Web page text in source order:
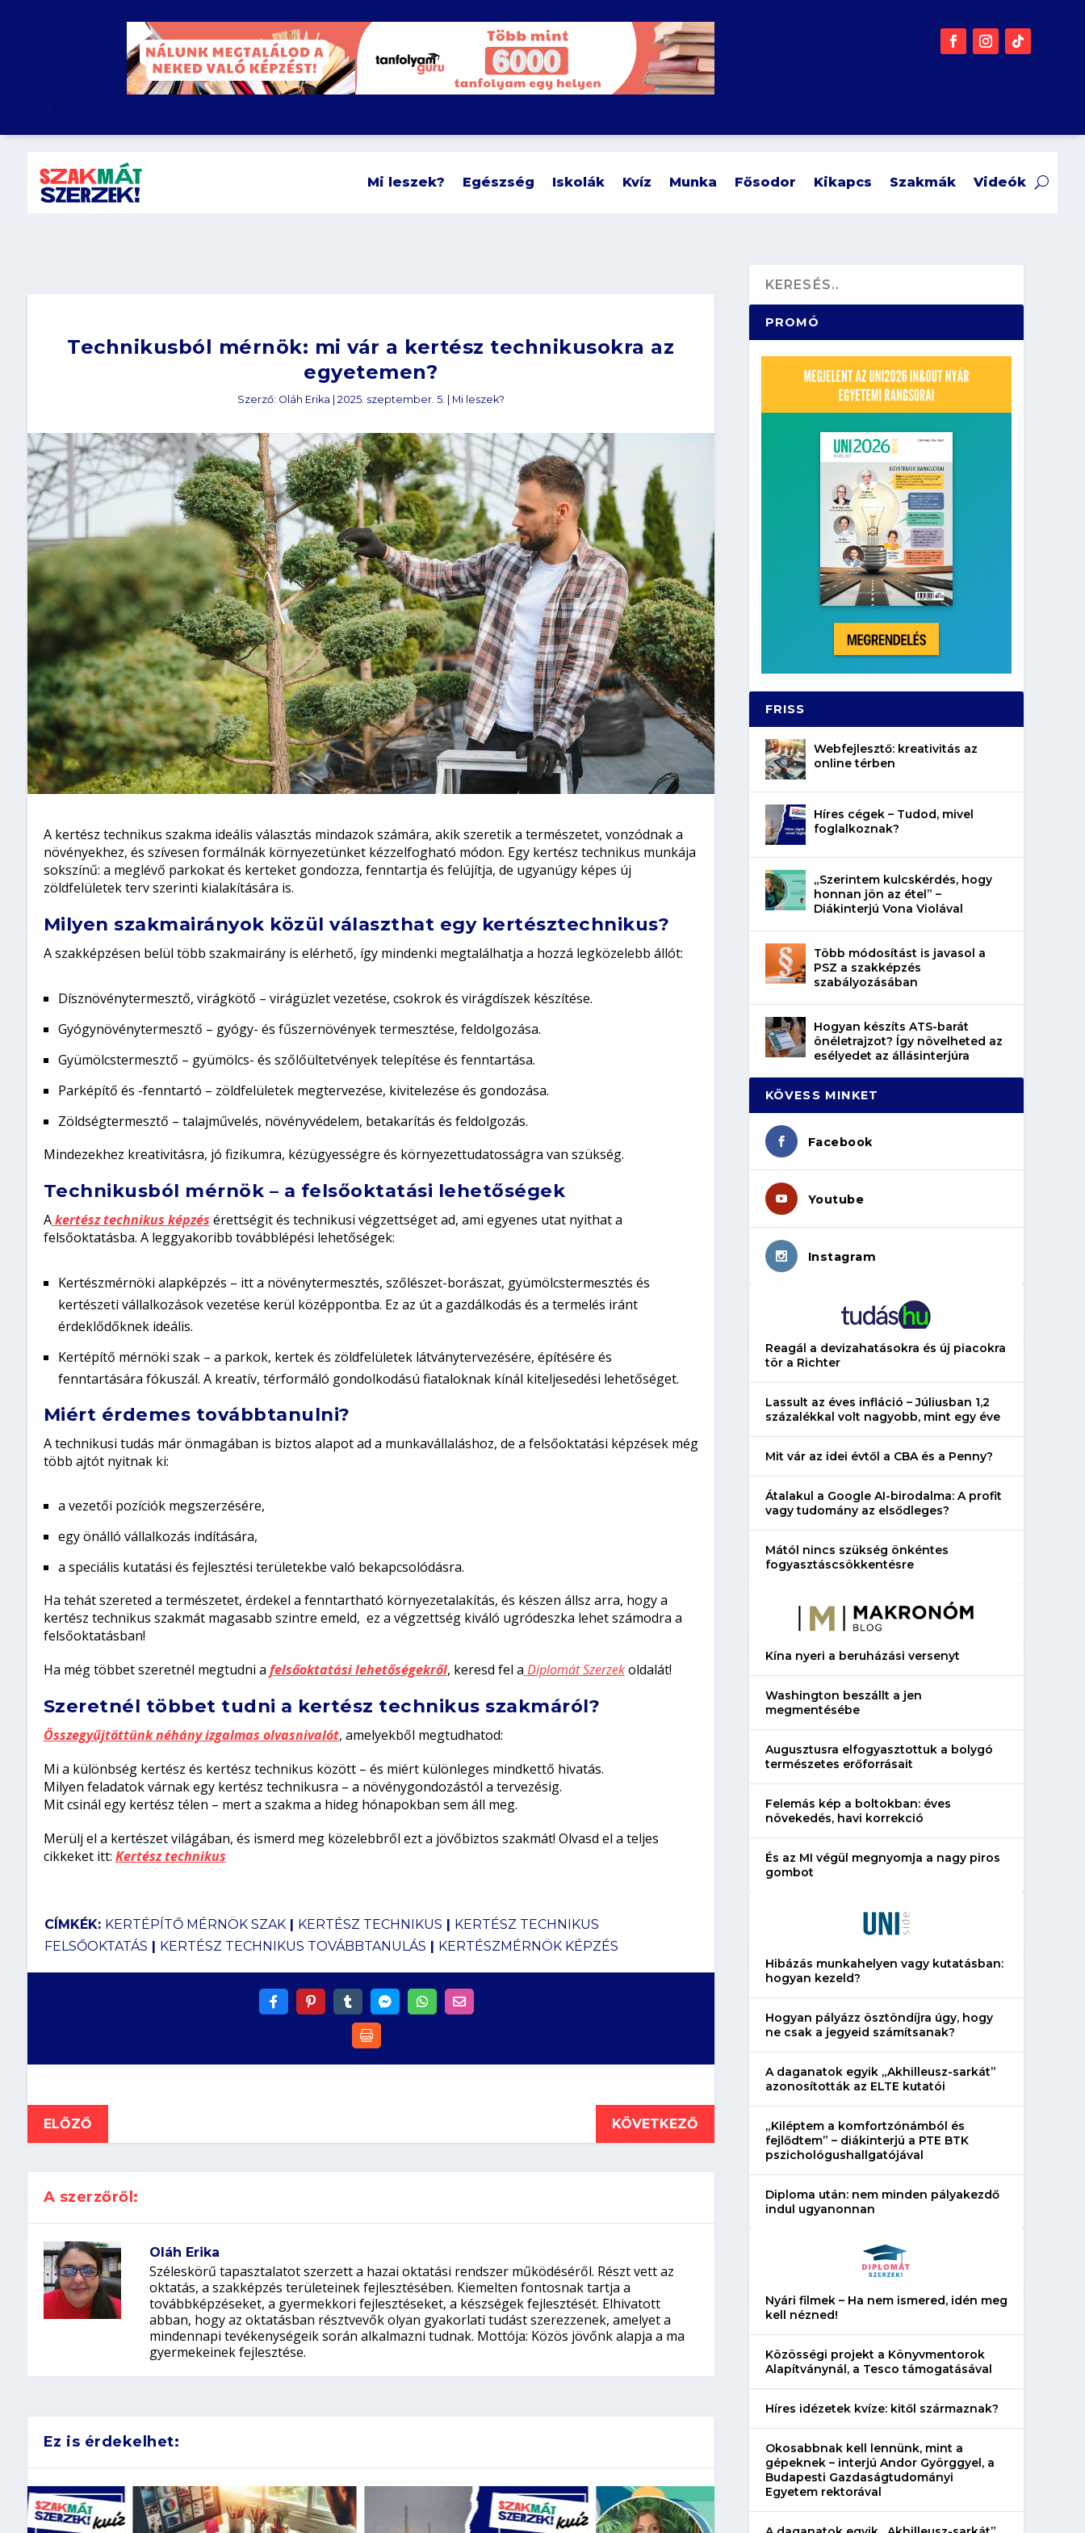
.
Mi leszek? Egészség Iskolák Kvíz Munka Fősodor Kikapcs Szakmák Videók
Technikusból mérnök: mi vár a kertész technikusokra az
egyetemen?
Szerző: Oláh Erika 2025. szeptember. 5. Mi leszek?
A kertész technikus szakma ideális választás mindazok számára, akik szeretik a természetet, vonzódnak a
növényekhez, és szívesen formálnák környezetünket kézzelfogható módon. Egy kertész technikus munkája
sokszínű: a meglévő parkokat és kerteket gondozza, fenntartja és felújítja, de ugyanúgy képes új
zöldfelületek terv szerinti kialakítására is.
Milyen szakmairányok közül választhat egy kertésztechnikus?
A szakképzésen belül több szakmairány is elérhető, így mindenki megtalálhatja a hozzá legközelebb állót:
Dísznövénytermesztő, virágkötő – virágüzlet vezetése, csokrok és virágdíszek készítése.
Gyógynövénytermesztő – gyógy- és fűszernövények termesztése, feldolgozása.
Gyümölcstermesztő – gyümölcs- és szőlőültetvények telepítése és fenntartása.
Parképítő és -fenntartó – zöldfelületek megtervezése, kivitelezése és gondozása.
Zöldségtermesztő – talajművelés, növényvédelem, betakarítás és feldolgozás.
Mindezekhez kreativitásra, jó fizikumra, kézügyességre és környezettudatosságra van szükség.
Technikusból mérnök – a felsőoktatási lehetőségek
Akertész technikus képzés érettségit és technikusi végzettséget ad, ami egyenes utat nyithat a
felsőoktatásba. A leggyakoribb továbblépési lehetőségek:
Kertészmérnöki alapképzés – itt a növénytermesztés, szőlészet-borászat, gyümölcstermesztés és
kertészeti vállalkozások vezetése kerül középpontba. Ez az út a gazdálkodás és a termelés iránt
érdeklődőknek ideális.
Kertépítő mérnöki szak– a parkok, kertek és zöldfelületek látványtervezésére, építésére és
fenntartására fókuszál. A kreatív, térformáló gondolkodású fiataloknak kínál kiteljesedési lehetőséget.
Miért érdemes továbbtanulni?
A technikusi tudás már önmagában is biztos alapot ad a munkavállaláshoz, de a felsőoktatási képzések még
több ajtót nyitnak ki:
a vezetői pozíciók megszerzésére,
egy önálló vállalkozás indítására,
a speciális kutatási és fejlesztési területekbe való bekapcsolódásra.
Ha tehát szereted a természetet, érdekel a fenntartható környezetalakítás, és készen állsz arra, hogy a
kertész technikus szakmát magasabb szintre emeld, ez a végzettség kiváló ugródeszka lehet számodra a
felsőoktatásban!
Ha még többet szeretnél megtudni a felsőoktatási lehetőségekről, keresd fel a Diplomát Szerzekoldalát!
Szeretnél többet tudni a kertész technikus szakmáról?
Összegyűjtöttünk néhány izgalmas olvasnivalót, amelyekből megtudhatod:
Mi a különbség kertész és kertész technikus között– és miért különleges mindkettő hivatás.
Milyen feladatok várnak egy kertész technikusra – a növénygondozástól a tervezésig.
Mit csinál egy kertész télen – mert a szakma a hideg hónapokban sem áll meg.
Merülj el a kertészet világában, és ismerd meg közelebbről ezt a jövőbiztos szakmát! Olvasd el a teljes
cikkeket itt: Kertész technikus
CÍMKÉK: KERTÉPÍTŐ MÉRNÖK SZAK| KERTÉSZ TECHNIKUS | KERTÉSZ TECHNIKUS
FELSŐOKTATÁS | KERTÉSZ TECHNIKUS TOVÁBBTANULÁS | KERTÉSZMÉRNÖK KÉPZÉS
ELŐZŐ KÖVETKEZŐ
A szerzőről:
Oláh Erika
Széleskörű tapasztalatot szerzett a hazai oktatási rendszer működéséről. Részt vett az
oktatás, a szakképzés területeinek fejlesztésében. Kiemelten fontosnak tartja a
továbbképzéseket, a gyermekkori fejlesztéseket, a készségek fejlesztését. Elhivatott
abban, hogy az oktatásban résztvevők olyan gyakorlati tudást szerezzenek, amelyet a
mindennapi tevékenységeik során alkalmazni tudnak. Mottója: Közös jövőnk alapja a ma
gyermekeinek fejlesztése.
Ez is érdekelhet:
PROMÓ
FRISS
Webfejlesztő: kreativitás az
online térben
Híres cégek – Tudod, mivel
foglalkoznak?
„Szerintem kulcskérdés, hogy
honnan jön az étel” –
Diákinterjú Vona Violával
Több módosítást is javasol a
PSZ a szakképzés
szabályozásában
Hogyan készíts ATS-barát
önéletrajzot? Így növelheted az
esélyedet az állásinterjúra
KÖVESS MINKET
Facebook
Youtube
Instagram
Reagál a devizahatásokra és új piacokra
tör a Richter
Lassult az éves infláció – Júliusban 1,2
százalékkal volt nagyobb, mint egy éve
Mit vár az idei évtől a CBA és a Penny?
Átalakul a Google AI-birodalma: A profit
vagy tudomány az elsődleges?
Mától nincs szükség önkéntes
fogyasztáscsökkentésre
Kína nyeri a beruházási versenyt
Washington beszállt a jen
megmentésébe
Augusztusra elfogyasztottuk a bolygó
természetes erőforrásait
Felemás kép a boltokban: éves
növekedés, havi korrekció
És az MI végül megnyomja a nagy piros
gombot
Hibázás munkahelyen vagy kutatásban:
hogyan kezeld?
Hogyan pályázz ösztöndíjra úgy, hogy
ne csak a jegyeid számítsanak?
A daganatok egyik „Akhilleusz-sarkát”
azonosították az ELTE kutatói
„Kiléptem a komfortzónámból és
fejlődtem” – diákinterjú a PTE BTK
pszichológushallgatójával
Diploma után: nem minden pályakezdő
indul ugyanonnan
Nyári filmek – Ha nem ismered, idén meg
kell nézned!
Közösségi projekt a Könyvmentorok
Alapítványnál, a Tesco támogatásával
Híres idézetek kvíze: kitől származnak?
Okosabbnak kell lennünk, mint a
gépeknek – interjú Andor Györggyel, a
Budapesti Gazdaságtudományi
Egyetem rektorával